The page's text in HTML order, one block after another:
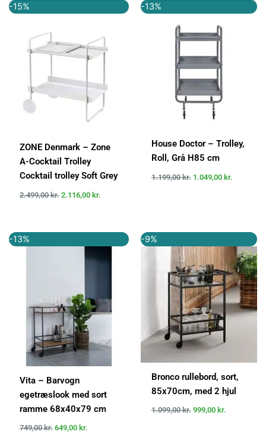
-15%
ZONE Denmark – Zone
A-Cocktail Trolley
Cocktail trolley Soft Grey
2.499,00kr.
oprindelige
2.499,00 kr..
2.116,00 kr.
aktuelle
-13%
House Doctor – Trolley,
Roll, Grå H85 cm
1.199,00kr.
oprindelige
var:
1.199,00 kr..
1.049,00 kr.
aktuelle
-13%
Vita – Barvogn
egetræslook med sort
ramme 68x40x79 cm
749,00kr.
oprindelige
649,00 kr.
aktuelle
pris
-9%
Bronco rullebord, sort,
85x70cm, med 2 hjul
1.099,00kr.
oprindelige
pris
var:
1.099,00 kr..
999,00 kr.
aktuelle
pris
er:
999,00 kr..